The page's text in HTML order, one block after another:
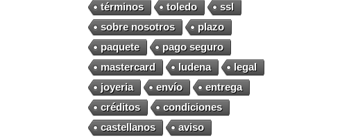
términos
toledo
ssl
sobre nosotros
plazo
paquete
pago seguro
mastercard
ludena
legal
joyeria
envío
entrega
créditos
condiciones
castellanos
aviso